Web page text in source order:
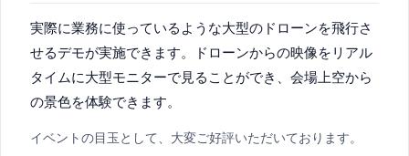
実際に業務に使っているような大型のドローンを飛行さ
せるデモが実施できます。ドローンからの映像をリアル
タイムに大型モニターで見ることができ、会場上空から
の景色を体験できます。
イベントの目玉として、大変ご好評いただいております。